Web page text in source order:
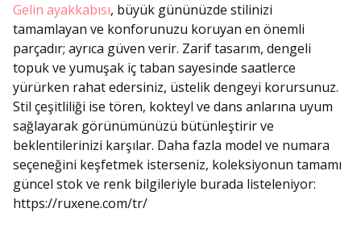
Gelin ayakkabısı, büyük gününüzde stilinizi
tamamlayan ve konforunuzu koruyan en önemli
parçadır; ayrıca güven verir. Zarif tasarım, dengeli
topuk ve yumuşak iç taban sayesinde saatlerce
yürürken rahat edersiniz, üstelik dengeyi korursunuz.
Stil çeşitliliği ise tören, kokteyl ve dans anlarına uyum
sağlayarak görünümünüzü bütünleştirir ve
beklentilerinizi karşılar. Daha fazla model ve numara
seçeneğini keşfetmek isterseniz, koleksiyonun tamamı
güncel stok ve renk bilgileriyle burada listeleniyor:
https://ruxene.com/tr/